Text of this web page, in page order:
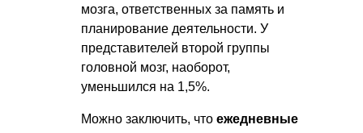
мозга, ответственных за память и
планирование деятельности. У
представителей второй группы
головной мозг, наоборот,
уменьшился на 1,5%.
Можно заключить, что ежедневные